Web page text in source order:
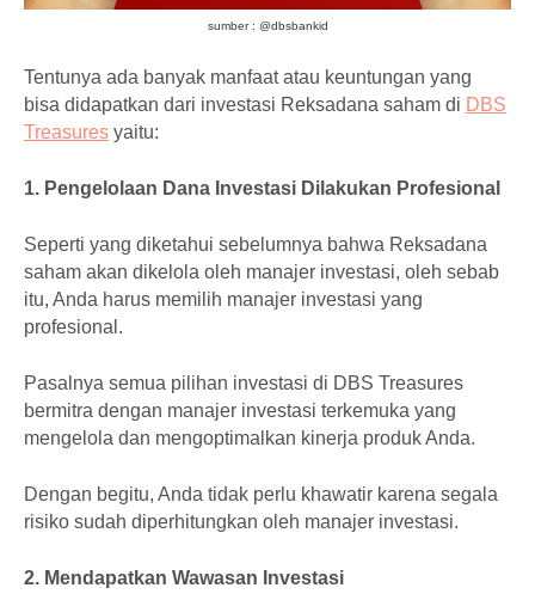
sumber : @dbsbankid
Tentunya ada banyak manfaat atau keuntungan yang
bisa didapatkan dari investasi Reksadana saham di DBS
Treasures yaitu:
1. Pengelolaan Dana Investasi Dilakukan Profesional
Seperti yang diketahui sebelumnya bahwa Reksadana
saham akan dikelola oleh manajer investasi, oleh sebab
itu, Anda harus memilih manajer investasi yang
profesional.
Pasalnya semua pilihan investasi di DBS Treasures
bermitra dengan manajer investasi terkemuka yang
mengelola dan mengoptimalkan kinerja produk Anda.
Dengan begitu, Anda tidak perlu khawatir karena segala
risiko sudah diperhitungkan oleh manajer investasi.
2. Mendapatkan Wawasan Investasi